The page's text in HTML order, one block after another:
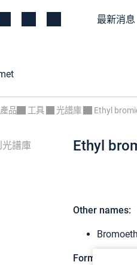
最新消息
產品 工具 光譜庫 Ethyl
光譜庫 Ethyl
Other names:
Formula: